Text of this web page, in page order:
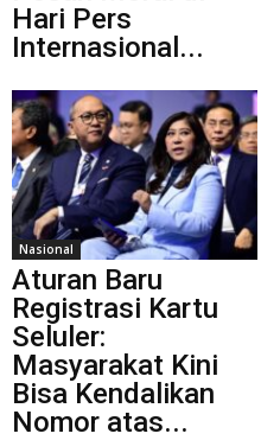
Hari Pers
Internasional...
Nasional
Aturan Baru
Registrasi Kartu
Seluler:
Masyarakat Kini
Bisa Kendalikan
Nomor atas...